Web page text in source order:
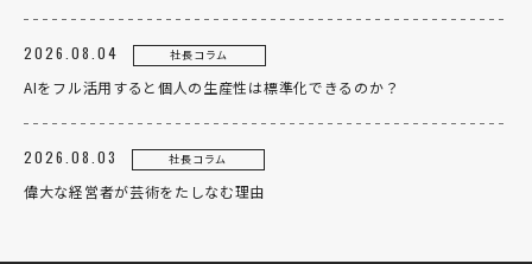
2026.08.04 社長コラム
AIをフル活用すると個人の生産性は標準化できるのか？
2026.08.03 社長コラム
偉大な経営者が芸術をたしなむ理由